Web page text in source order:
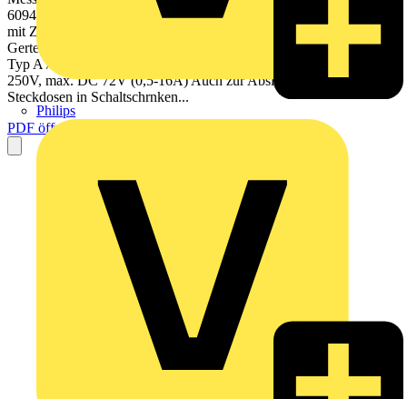
Philips
60947-2 CSA / UL 1077 Schiffbau etc. Fr den weltweiten Einsatz
mit Zulassung nach UL489 Bis 63 A 10 kA FI/LS kompakt in 1TE
Gerteschutzschalter Icn = 6 kA Icu = 10..35 kA (IEC/EN 60947-2)
Typ A / A (K) / F 1-polig mit Hilfsschalter AC/DC 24V, max. AC
250V, max. DC 72V (0,5-16A) Auch zur Absicherung von
Steckdosen in Schaltschrnken...
PDF öffnen